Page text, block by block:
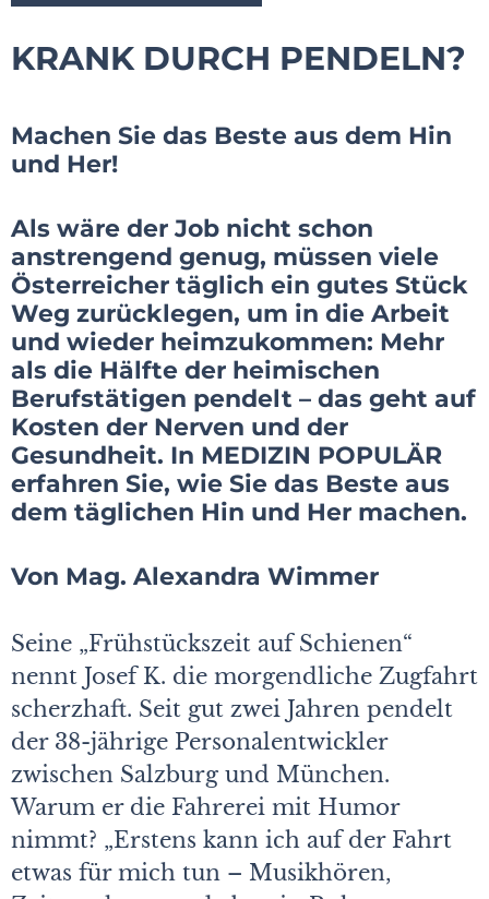
KRANK DURCH PENDELN?
Machen Sie das Beste aus dem Hin
und Her!
Als wäre der Job nicht schon
anstrengend genug, müssen viele
Österreicher täglich ein gutes Stück
Weg zurücklegen, um in die Arbeit
und wieder heimzukommen: Mehr
als die Hälfte der heimischen
Berufstätigen pendelt – das geht auf
Kosten der Nerven und der
Gesundheit. In MEDIZIN POPULÄR
erfahren Sie, wie Sie das Beste aus
dem täglichen Hin und Her machen.
Von Mag. Alexandra Wimmer
Seine „Frühstückszeit auf Schienen“
nennt Josef K. die morgendliche Zugfahrt
scherzhaft. Seit gut zwei Jahren pendelt
der 38-jährige Personalentwickler
zwischen Salzburg und München.
Warum er die Fahrerei mit Humor
nimmt? „Erstens kann ich auf der Fahrt
etwas für mich tun – Musikhören,